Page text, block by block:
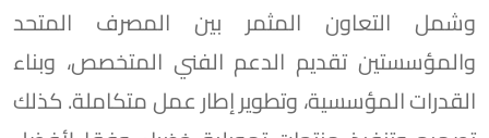
وشمل التعاون المثمر بين المصرف المتحد
والمؤسستين تقديم الدعم الفني المتخصص، وبناء
القدرات المؤسسية، وتطوير إطار عمل متكاملة. كذلك